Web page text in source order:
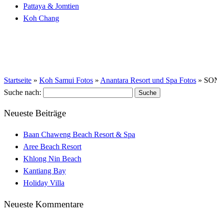
Pattaya & Jomtien
Koh Chang
Startseite » Koh Samui Fotos » Anantara Resort und Spa Fotos »
Suche nach:
Neueste Beiträge
Baan Chaweng Beach Resort & Spa
Aree Beach Resort
Khlong Nin Beach
Kantiang Bay
Holiday Villa
Neueste Kommentare